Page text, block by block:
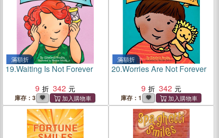
滿額折
19.Waiting Is Not Forever
9
342
庫存：3
滿額折
20.Worries Are Not Forever
9
342
庫存：1